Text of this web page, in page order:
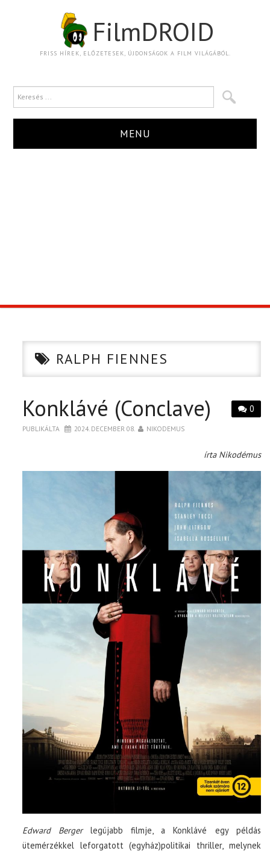
FilmDROID
FRISS HÍREK, ELŐZETESEK, ÚJDONSÁGOK A FILM VILÁGÁBÓL.
MENU
CIKK
PÓLÓ RENDELÉS
RALPH FIENNES
0
Konklávé (Conclave)
PUBLIKÁLTA 2024. DECEMBER 08. NIKODEMUS
írta Nikodémus
Edward Bergerlegújabb filmje, a Konklávé egy példás
ütemérzékkel leforgatott (egyház)politikai thriller, melynek